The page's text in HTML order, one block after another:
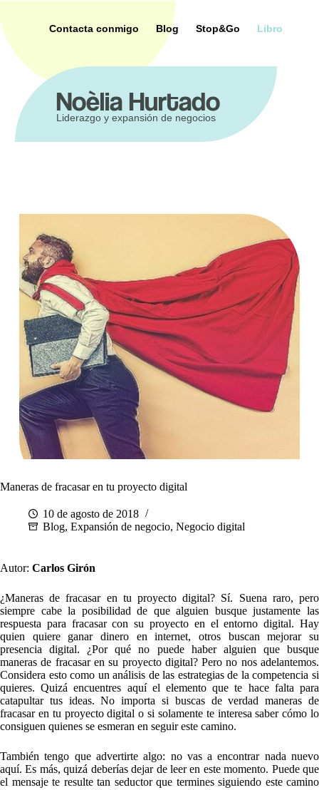
contenido
Contacta conmigo Blog Stop&Go Libro
Noèlia Hurtado
Liderazgo y expansión de negocios
Maneras de fracasar en tu proyecto digital
10 de agosto de 2018
Blog, Expansión de negocio, Negocio digital
Autor: Carlos Girón
¿Maneras de fracasar en tu proyecto digital? Sí. Suena raro, pero
siempre cabe la posibilidad de que alguien busque justamente las
respuesta para fracasar con su proyecto en el entorno digital. Hay
quien quiere ganar dinero en internet, otros buscan mejorar su
presencia digital. ¿Por qué no puede haber alguien que busque
maneras de fracasar en su proyecto digital? Pero no nos adelantemos.
Considera esto como un análisis de las estrategias de la competencia si
quieres. Quizá encuentres aquí el elemento que te hace falta para
catapultar tus ideas. No importa si buscas de verdad maneras de
fracasar en tu proyecto digital o si solamente te interesa saber cómo lo
consiguen quienes se esmeran en seguir este camino.
También tengo que advertirte algo: no vas a encontrar nada nuevo
aquí. Es más, quizá deberías dejar de leer en este momento. Puede que
el mensaje te resulte tan seductor que termines siguiendo este camino